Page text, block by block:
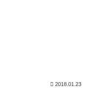
2018.01.23